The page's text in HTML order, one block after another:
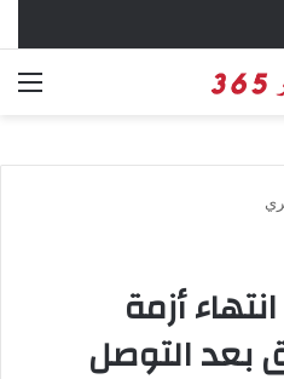
أزمة
بعد التوصل